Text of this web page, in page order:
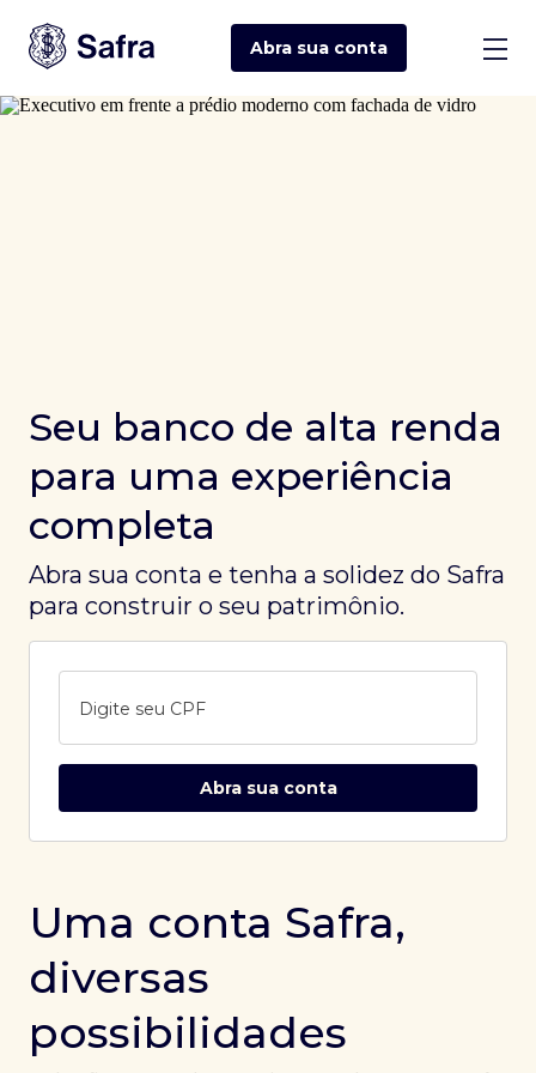
Abra sua conta
Seu banco de alta renda
para uma experiência
completa
Abra sua conta e tenha a solidez do Safra
para construir o seu patrimônio.
Digite seu CPF
Abra sua conta
Uma conta Safra,
diversas
possibilidades